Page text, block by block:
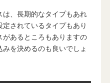
は、長期的なタイプもあれ
されているタイプもあり
があるところもありますの
を決めるのも良いでしょ